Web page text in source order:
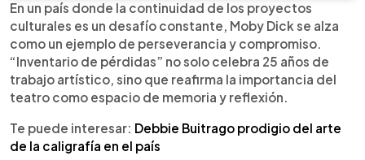
En un país donde la continuidad de los proyectos
culturales es un desafío constante, Moby Dick se alza
como un ejemplo de perseverancia y compromiso.
“Inventario de pérdidas” no solo celebra 25 años de
trabajo artístico, sino que reafirma la importancia del
teatro como espacio de memoria y reflexión.
Te puede interesar: Debbie Buitrago prodigio del arte
de la caligrafía en el país